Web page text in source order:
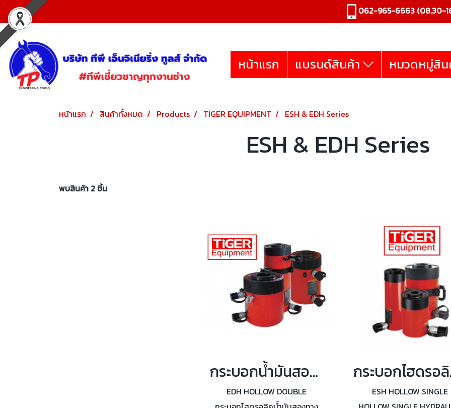
062-965-6663 (08.30-
หน้าแรก แบรนด์สินค้า หมวดหมู่สิน
หน้าแรก สินค้าทั้งหมด Products TIGER EQUIPMENT ESH & EDH Series
ESH & EDH Series
พบสินค้า 2 ชิ้น
กระบอกน้ำมันสองทาง แบบดัน - ดึง รูทะลุแกนกลาง 30-150 TON
EDH HOLLOW DOUBLE
กระบอ
ESH HOLLOW SINGLE